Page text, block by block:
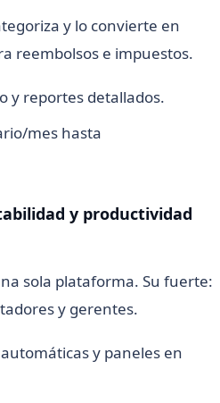
y lo convierte en
reembolsos e impuestos.
y reportes detallados.
mes hasta
y productividad
sola plataforma. Su fuerte:
y gerentes.
y paneles en